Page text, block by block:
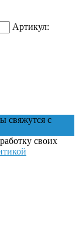
Артикул:
свяжутся с
своих